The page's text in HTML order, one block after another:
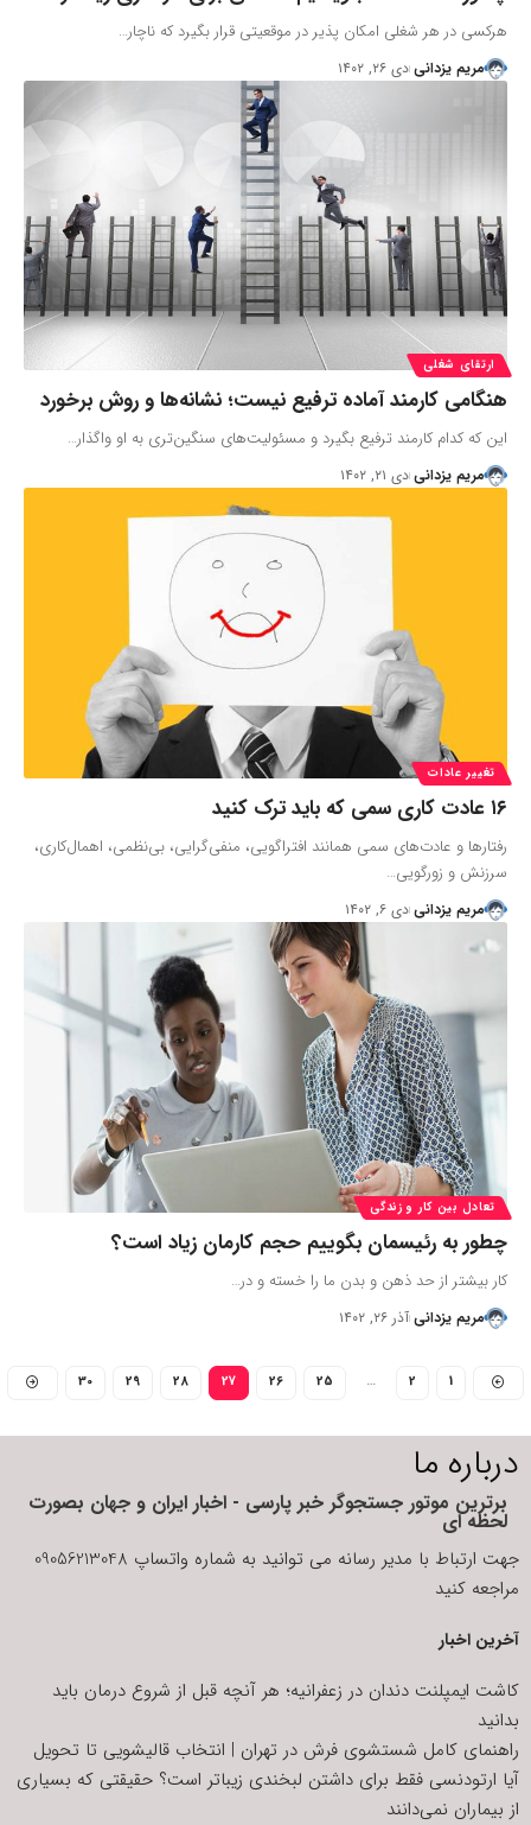
هرکسی در هر شغلی امکان پذیر در موقعیتی قرار بگیرد که ناچار…
مریم یزدانی دی ۲۶, ۱۴۰۲
ارتقای شغلی
هنگامی کارمند آماده ترفیع نیست؛ نشانه‌ها و روش برخورد
این که کدام کارمند ترفیع بگیرد و مسئولیت‌های سنگین‌تری به او واگذار…
مریم یزدانی دی ۲۱, ۱۴۰۲
تغییر عادات
۱۶ عادت کاری سمی که باید ترک کنید
رفتارها و عادت‌های سمی همانند افترا‌گویی، منفی‌گرایی، بی‌نظمی، اهمال‌کاری،
سرزنش و زورگویی‌…
مریم یزدانی دی ۶, ۱۴۰۲
تعادل بین کار و زندگی
چطور به رئیسمان بگوییم حجم کارمان زیاد است؟
کار بیشتر از حد ذهن و بدن ما را خسته و در…
مریم یزدانی آذر ۲۶, ۱۴۰۲
1
2
…
25
26
27
28
29
30
درباره ما
برترین موتور جستجوگر خبر پارسی - اخبار ایران و جهان بصورت
لحظه ای
جهت ارتباط با مدیر رسانه می توانید به شماره واتساپ 09056213048
مراجعه کنید
آخرین اخبار
کاشت ایمپلنت دندان در زعفرانیه؛ هر آنچه قبل از شروع درمان باید
بدانید
راهنمای کامل شستشوی فرش در تهران | انتخاب قالیشویی تا تحویل
آیا ارتودنسی فقط برای داشتن لبخندی زیباتر است؟ حقیقتی که بسیاری
از بیماران نمی‌دانند